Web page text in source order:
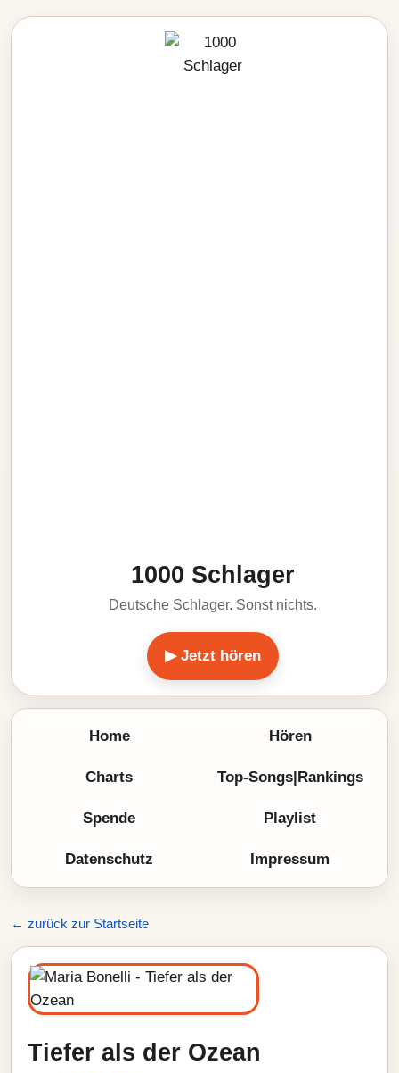
1000 Schlager
Deutsche Schlager. Sonst nichts.
▶ Jetzt hören
Home Hören
Charts Top-Songs|Rankings
Spende Playlist
Datenschutz Impressum
← zurück zur Startseite
Tiefer als der Ozean